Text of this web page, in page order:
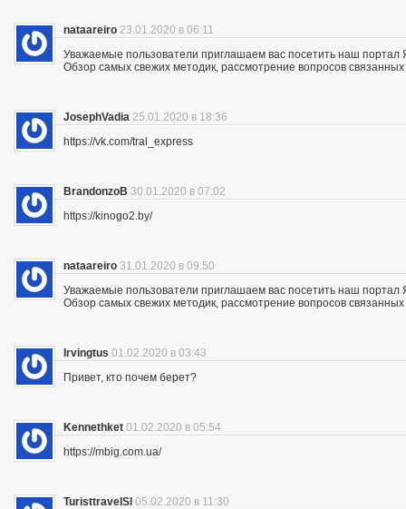
nataareiro 23.01.2020 в 06:11
Уважаемые пользователи приглашаем вас посетить наш портал
Обзор самых свежих методик, рассмотрение вопросов
JosephVadia 25.01.2020 в 18:36
https://vk.com/tral_express
BrandonzoB 30.01.2020 в 07:02
https://kinogo2.by/
nataareiro 31.01.2020 в 09:50
Уважаемые пользователи приглашаем вас посетить наш портал
Обзор самых свежих методик, рассмотрение вопросов
Irvingtus 01.02.2020 в 03:43
Привет, кто почем берет?
Kennethket 01.02.2020 в 05:54
https://mbig.com.ua/
TuristtravelSl 05.02.2020 в 11:30